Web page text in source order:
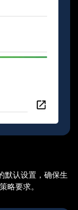
默认设置，确保生
略要求。